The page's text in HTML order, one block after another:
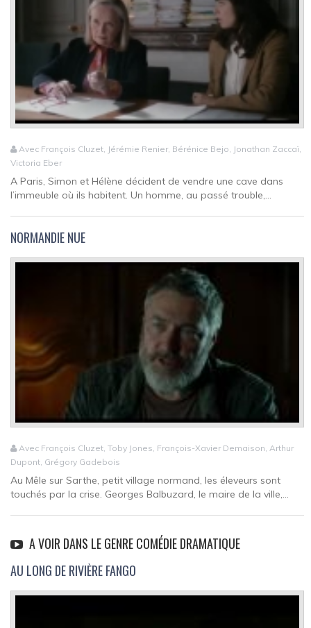
Avec François Cluzet, Jérémie Renier, Bérénice Bejo, Jonathan Zaccaï,
Victoria Eber
A Paris, Simon et Hélène décident de vendre une cave dans
l’immeuble où ils habitent. Un homme, au passé trouble,...
NORMANDIE NUE
Avec François Cluzet, Toby Jones, François-Xavier Demaison, Arthur
Dupont, Grégory Gadebois
Au Mêle sur Sarthe, petit village normand, les éleveurs sont
touchés par la crise. Georges Balbuzard, le maire de la ville,...
A VOIR DANS LE GENRE COMÉDIE DRAMATIQUE
AU LONG DE RIVIÈRE FANGO